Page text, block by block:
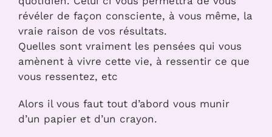
révéler de façon consciente, à vous même, la
vraie raison de vos résultats.
Quelles sont vraiment les pensées qui vous
amènent à vivre cette vie, à ressentir ce que
vous ressentez, etc
Alors il vous faut tout d’abord vous munir
d’un papier et d’un crayon.